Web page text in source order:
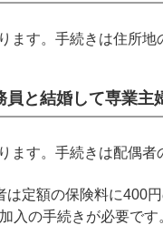
ます。手続きは住所地
員と結婚して専業主
ます。手続きは配偶者
は定額の保険料に400
入の手続きが必要です